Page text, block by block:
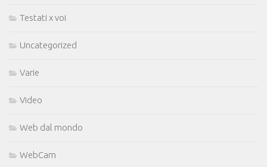
Testati x voi
Uncategorized
Varie
Video
Web dal mondo
WebCam